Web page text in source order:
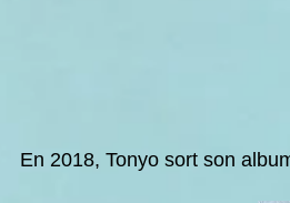
En 2018, Tonyo sort son